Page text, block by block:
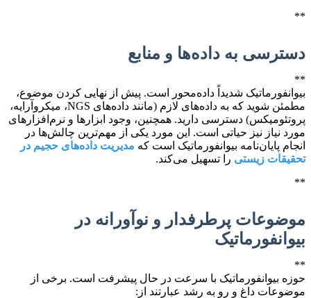
**
دسترسی به داده‌ها و منابع
**
بیوانفورماتیک شدیداً داده‌محور است. پیش از نهایی کردن موضوع،
مطمئن شوید که به داده‌های لازم (مانند داده‌های NGS، میکروآرایه،
پروتئومیکس) دسترسی دارید. همچنین، وجود ابزارها و نرم‌افزارهای
مورد نیاز نیز حیاتی است. این مورد یکی از مهم‌ترین چالش‌ها در
انجام پایان‌نامه بیوانفورماتیک است که مدیریت داده‌های حجیم در
تحقیقات زیستی را تسهیل می‌کند.
**
موضوعات پرطرفدار و نوآورانه در
بیوانفورماتیک
**
حوزه بیوانفورماتیک با سرعت در حال پیشرفت است. برخی از
موضوعات داغ و رو به رشد عبارتند از: